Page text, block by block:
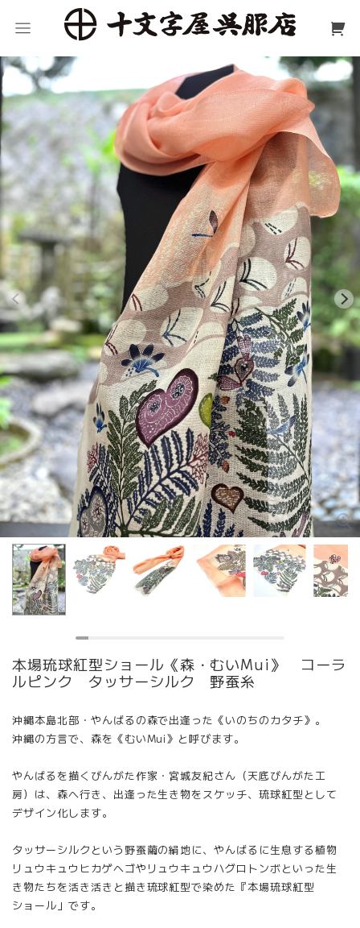
本場琉球紅型ショール《森・むいMui》 コーラ
ルピンク タッサーシルク 野蚕糸
沖縄本島北部・やんばるの森で出逢った《いのちのカタチ》。
沖縄の方言で、森を《むいMui》と呼びます。
やんばるを描くびんがた作家・宮城友紀さん（天底びんがた工
房）は、森へ行き、出逢った生き物をスケッチ、琉球紅型として
デザイン化します。
タッサーシルクという野蚕繭の絹地に、やんばるに生息する植物
リュウキュウヒカゲヘゴやリュウキュウハグロトンボといった生
き物たちを活き活きと描き琉球紅型で染めた『本場琉球紅型
ショール」です。